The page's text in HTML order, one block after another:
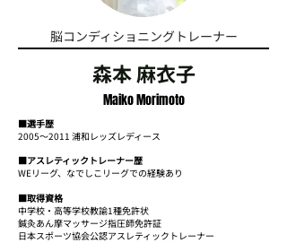
脳コンディショニングトレーナー
森本 麻衣子
Maiko Morimoto
■選手歴
2005〜2011 浦和レッズレディース
■アスレティックトレーナー歴
WEリーグ、なでしこリーグでの経験あり
■取得資格
中学校・高等学校教諭1種免許状
鍼灸あん摩マッサージ指圧師免許証
日本スポーツ協会公認アスレティックトレーナー